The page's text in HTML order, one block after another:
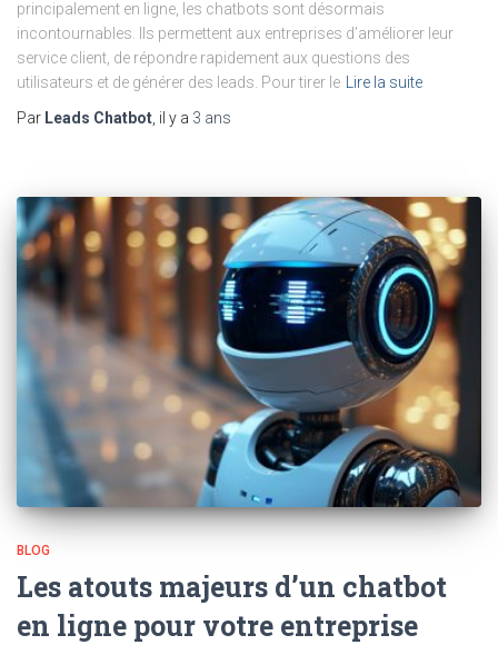
principalement en ligne, les chatbots sont désormais
incontournables. Ils permettent aux entreprises d’améliorer leur
service client, de répondre rapidement aux questions des
utilisateurs et de générer des leads. Pour tirer le Lire la suite
Par Leads Chatbot, il y a 3 ans
BLOG
Les atouts majeurs d’un chatbot
en ligne pour votre entreprise